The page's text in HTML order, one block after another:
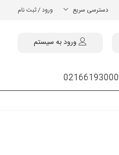
دسترسی سریع ورود / ثبت نام
ورود به سیستم
02166193000